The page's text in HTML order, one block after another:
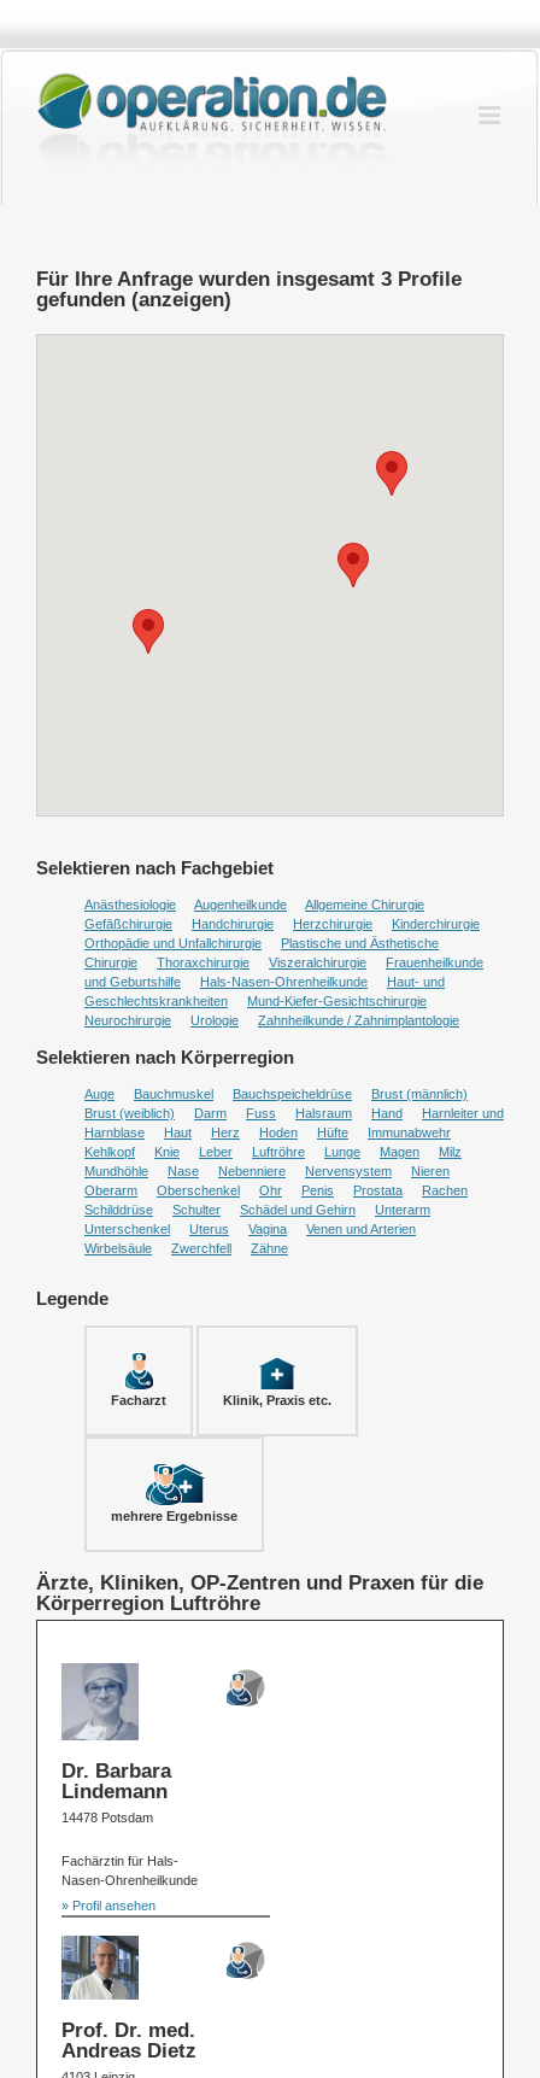
springen
Für Ihre Anfrage wurden insgesamt 3 Profile
gefunden (anzeigen)
Selektieren nach Fachgebiet
Anästhesiologie Augenheilkunde
Allgemeine Chirurgie
Gefäßchirurgie
Handchirurgie Herzchirurgie
Kinderchirurgie
Orthopädie und Unfallchirurgie
Plastische und Ästhetische
Chirurgie
Thoraxchirurgie Viszeralchirurgie
Frauenheilkunde
und Geburtshilfe
Hals-Nasen-Ohrenheilkunde
Haut- und
Geschlechtskrankheiten
Mund-Kiefer-Gesichtschirurgie
Neurochirurgie
Urologie Zahnheilkunde / Zahnimplantologie
Selektieren nach Körperregion
Auge Bauchmuskel Bauchspeicheldrüse
Brust (männlich)
Brust (weiblich)
Darm Fuss Halsraum Hand
Harnleiter und
Harnblase
Haut Herz Hoden Hüfte
Immunabwehr
Kehlkopf
Knie Leber Luftröhre Lunge Magen
Milz
Mundhöhle
Nase Nebenniere Nervensystem
Nieren
Oberarm
Oberschenkel Ohr Penis Prostata
Rachen
Schilddrüse
Schulter Schädel und Gehirn
Unterarm
Unterschenkel
Uterus Vagina
Venen und Arterien
Wirbelsäule
Zwerchfell Zähne
Legende
Facharzt Klinik, Praxis etc.
mehrere Ergebnisse
Ärzte, Kliniken, OP-Zentren und Praxen für die
Körperregion Luftröhre
Dr. Barbara
Lindemann
14478 Potsdam
Fachärztin für Hals-
Nasen-Ohrenheilkunde
» Profil ansehen
Prof. Dr. med.
Andreas Dietz